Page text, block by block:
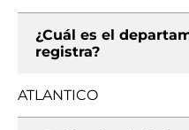
¿Cuál es el
registra?
ATLANTICO